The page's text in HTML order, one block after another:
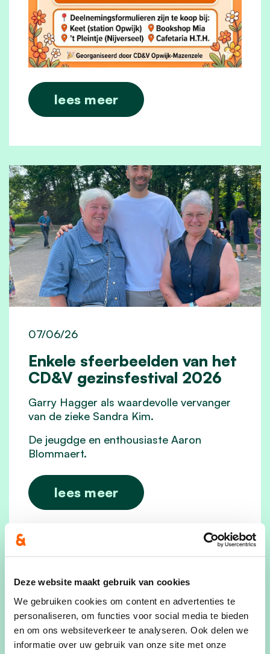
Deze website maakt gebruik van cookies
We gebruiken cookies om content en advertenties te
personaliseren, om functies voor social media te bieden
en om ons websiteverkeer te analyseren. Ook delen we
informatie over uw gebruik van onze site met onze
lees meer
Enkele sfeerbeelden van het
CD&V gezinsfestival 2026
07/06/26
Garry Hagger als waardevolle vervanger
van de zieke Sandra Kim.
De jeugdge en enthousiaste Aaron
Blommaert.
lees meer